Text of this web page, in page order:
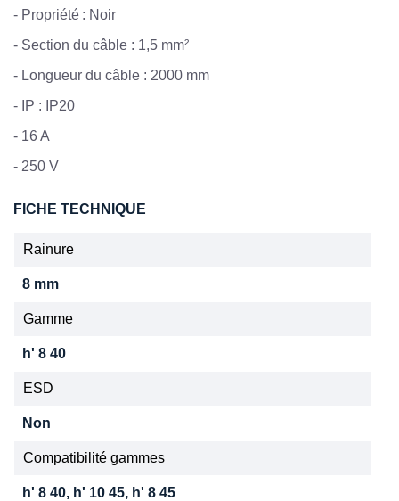
- Propriété : Noir
- Section du câble : 1,5 mm²
- Longueur du câble : 2000 mm
- IP : IP20
- 16 A
- 250 V
FICHE TECHNIQUE
Rainure
8 mm
Gamme
h' 8 40
ESD
Non
Compatibilité gammes
h' 8 40, h' 10 45, h' 8 45